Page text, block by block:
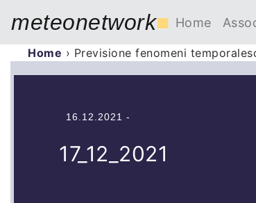
meteonetwork■ Home
Home › Previsione fenomeni
16.12.2021 -
17_12_2021